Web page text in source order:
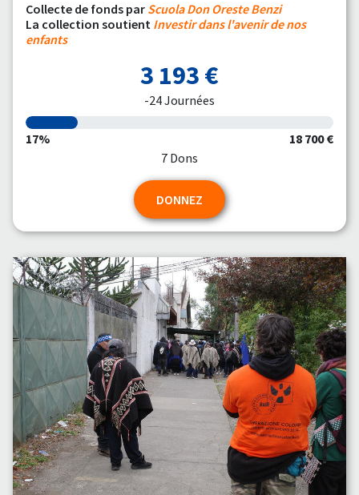
Collecte de fonds par Scuola Don Oreste Benzi
La collection soutient Investir dans l'avenir de nos
enfants
3 193 €
-24 Journées
17%
18 700 €
7 Dons
DONNEZ